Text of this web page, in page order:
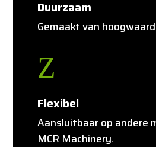
Duurzaam
Gemaakt van
Z
Flexibel
Aansluitbaar op andere
MCR Machinery.